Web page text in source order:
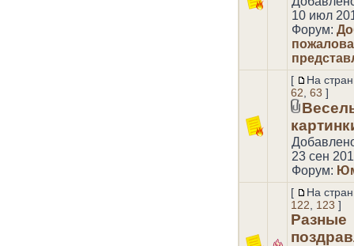
10 июл
Форум:
[
На
62 63 ]
23 сен
Форум:
[
На
122
123 ]
Разные